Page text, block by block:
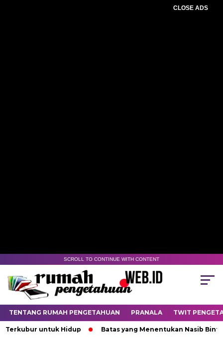
CLOSE ADS
SCROLL TO CONTINUE WITH CONTENT
TENTANG RUMAH PENGETAHUAN PRANALA TWIT
untuk Hidup Batas yang Menentukan Nasib Bintang